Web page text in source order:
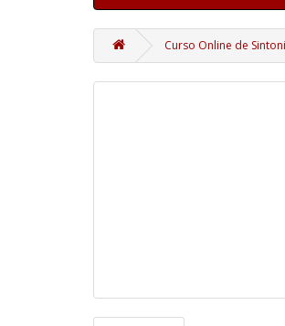
Curso Online de